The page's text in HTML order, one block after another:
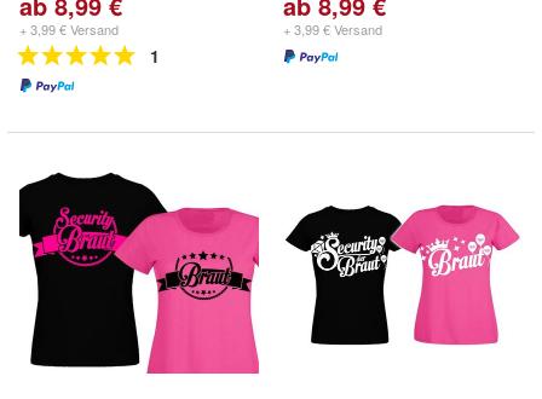
+ 3,99 € Versand
1
+ 3,99 € Versand